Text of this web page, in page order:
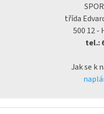
třída
500 12 -
tel.:
Jak se k